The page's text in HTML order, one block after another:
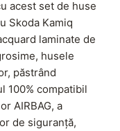
acest set de huse
Skoda Kamiq
laminate de
husele
păstrând
100% compatibil
AIRBAG, a
de siguranță,